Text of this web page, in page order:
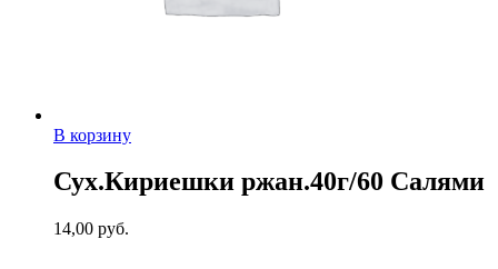
В корзину
Сух.Кириешки ржан.40г/60 Салями
14,00 руб.